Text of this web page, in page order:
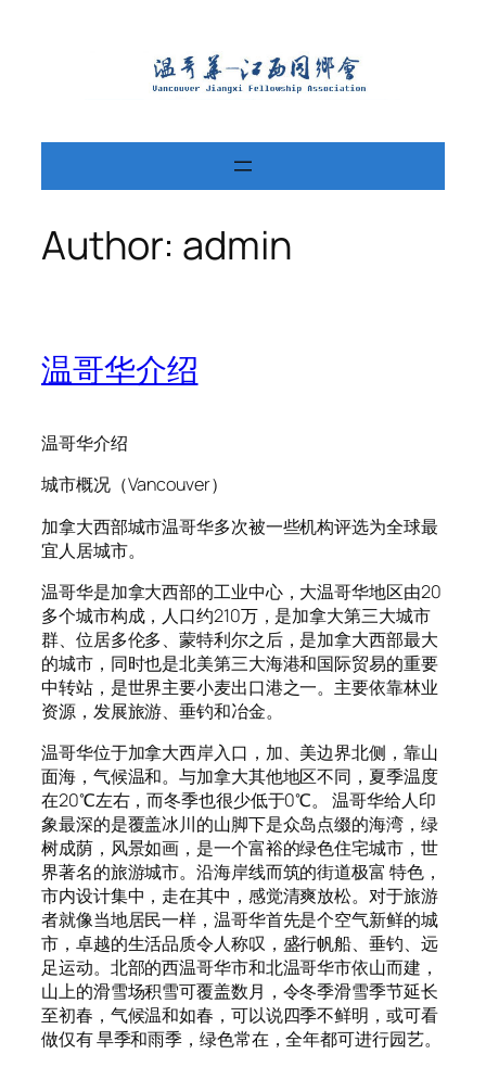
Author: admin
温哥华介绍
温哥华介绍
城市概况（Vancouver）
加拿大西部城市温哥华多次被一些机构评选为全球最
宜人居城市。
温哥华是加拿大西部的工业中心，大温哥华地区由20
多个城市构成，人口约210万，是加拿大第三大城市
群、位居多伦多、蒙特利尔之后，是加拿大西部最大
的城市，同时也是北美第三大海港和国际贸易的重要
中转站，是世界主要小麦出口港之一。主要依靠林业
资源，发展旅游、垂钓和冶金。
温哥华位于加拿大西岸入口，加、美边界北侧，靠山
面海，气候温和。与加拿大其他地区不同，夏季温度
在20℃左右，而冬季也很少低于0℃。 温哥华给人印
象最深的是覆盖冰川的山脚下是众岛点缀的海湾，绿
树成荫，风景如画，是一个富裕的绿色住宅城市，世
界著名的旅游城市。沿海岸线而筑的街道极富 特色，
市内设计集中，走在其中，感觉清爽放松。对于旅游
者就像当地居民一样，温哥华首先是个空气新鲜的城
市，卓越的生活品质令人称叹，盛行帆船、垂钓、远
足运动。北部的西温哥华市和北温哥华市依山而建，
山上的滑雪场积雪可覆盖数月，令冬季滑雪季节延长
至初春，气候温和如春，可以说四季不鲜明，或可看
做仅有 旱季和雨季，绿色常在，全年都可进行园艺。